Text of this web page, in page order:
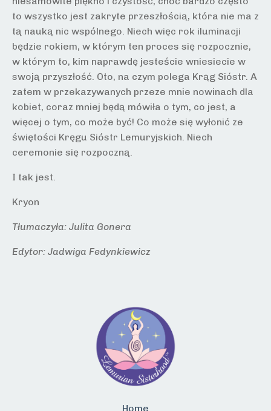
to wszystko jest zakryte przeszłością, która nie ma z
tą nauką nic wspólnego. Niech więc rok iluminacji
będzie rokiem, w którym ten proces się rozpocznie,
w którym to, kim naprawdę jesteście wniesiecie w
swoją przyszłość. Oto, na czym polega Krąg Sióstr. A
zatem w przekazywanych przeze mnie nowinach dla
kobiet, coraz mniej będą mówiła o tym, co jest, a
więcej o tym, co może być! Co może się wyłonić ze
świętości Kręgu Sióstr Lemuryjskich. Niech
ceremonie się rozpoczną.
I tak jest.
Kryon
Tłumaczyła: Julita Gonera
Edytor: Jadwiga Fedynkiewicz
Home